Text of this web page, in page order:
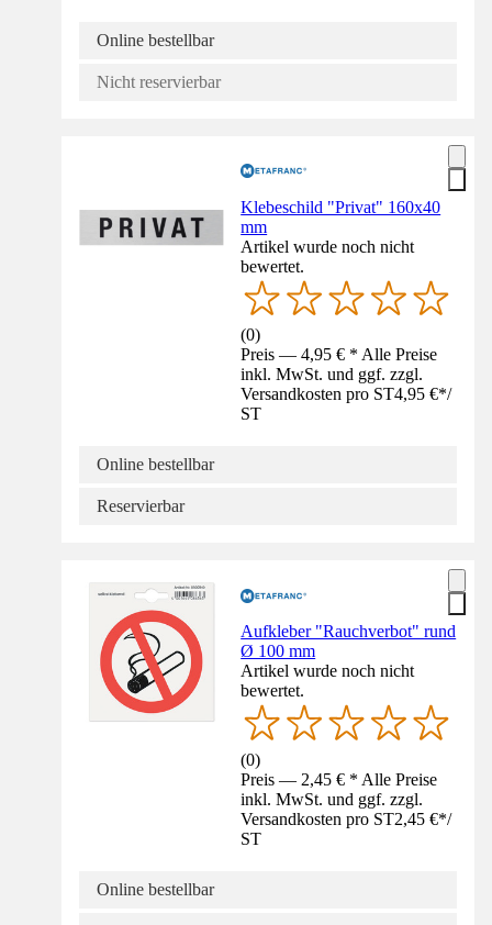
Online bestellbar
Nicht reservierbar
Klebeschild "Privat" 160x40
mm
Artikel wurde noch nicht
bewertet.
(0)
Preis — 4,95 € * Alle Preise
inkl. MwSt. und ggf. zzgl.
Versandkosten pro ST4,95 €*/
ST
Online bestellbar
Reservierbar
Aufkleber "Rauchverbot" rund
Ø 100 mm
Artikel wurde noch nicht
bewertet.
(0)
Preis — 2,45 € * Alle Preise
inkl. MwSt. und ggf. zzgl.
Versandkosten pro ST2,45 €*/
ST
Online bestellbar